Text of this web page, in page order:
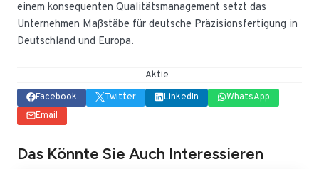
einem konsequenten Qualitätsmanagement setzt das
Unternehmen Maßstäbe für deutsche Präzisionsfertigung in
Deutschland und Europa.
Aktie
Facebook
Twitter LinkedIn
WhatsApp
Email
Das Könnte Sie Auch Interessieren